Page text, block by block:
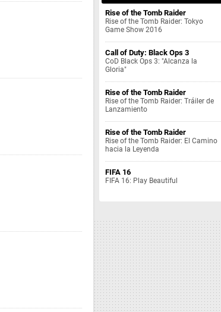
Rise of the Tomb Raider
Rise of the Tomb Raider: Tokyo
Game Show 2016
Call of Duty: Black Ops 3
CoD Black Ops 3: "Alcanza la
Gloria"
Rise of the Tomb Raider
Rise of the Tomb Raider: Tráiler de
Lanzamiento
Rise of the Tomb Raider
Rise of the Tomb Raider: El Camino
hacia la Leyenda
FIFA 16
FIFA 16: Play Beautiful